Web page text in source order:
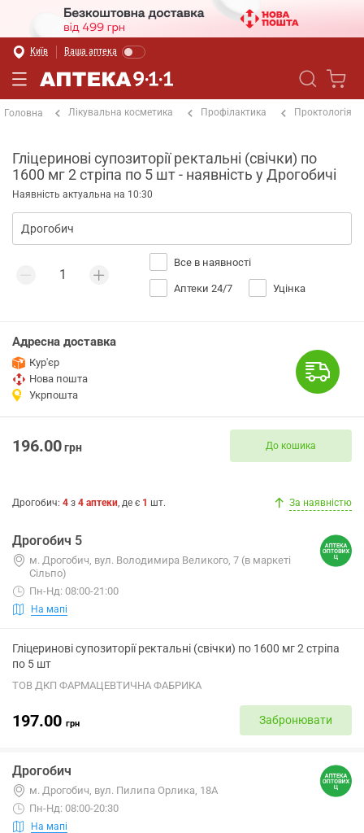
Київ Ваша аптека
Головна Лікувальна косметика Профілактика Проктологія
Гліцеринові супозиторії ректальні (свічки) по
1600 мг 2 стріпа по 5 шт - наявність у Дрогобичі
Наявність актуальна на 10:30
Все в наявності
Аптеки 24/7 Уцінка
Адресна доставка
Кур'єр
Нова пошта
Укрпошта
196.00грн До кошика
Дрогобич: 4 з 4 аптеки, де є 1 шт. За наявністю
Дрогобич 5
м. Дрогобич, вул. Володимира Великого, 7 (в маркеті
Сільпо)
Пн-Нд: 08:00-21:00
На мапі
Гліцеринові супозиторії ректальні (свічки) по 1600 мг 2 стріпа
по 5 шт
ТОВ ДКП ФАРМАЦЕВТИЧНА ФАБРИКА
197.00 грн Забронювати
Дрогобич
м. Дрогобич, вул. Пилипа Орлика, 18А
Пн-Нд: 08:00-20:30
На мапі